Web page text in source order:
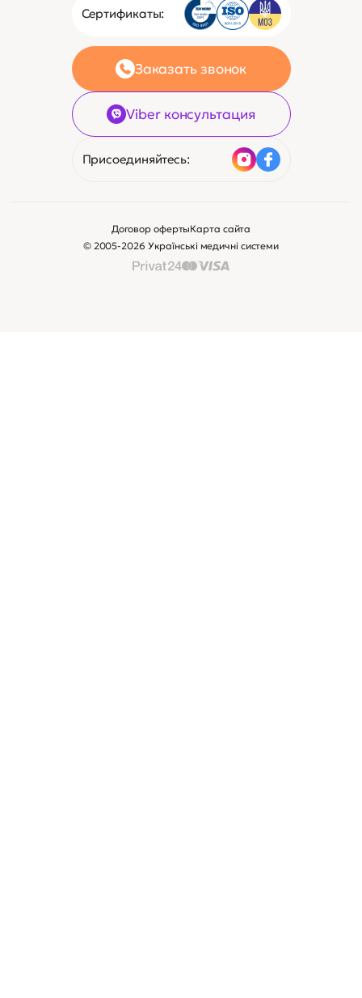
Сертификаты:
Заказать звонок
Viber консультация
Присоединяйтесь:
© 2005-2026 Українські медичні системи
Договор офертыКарта сайта